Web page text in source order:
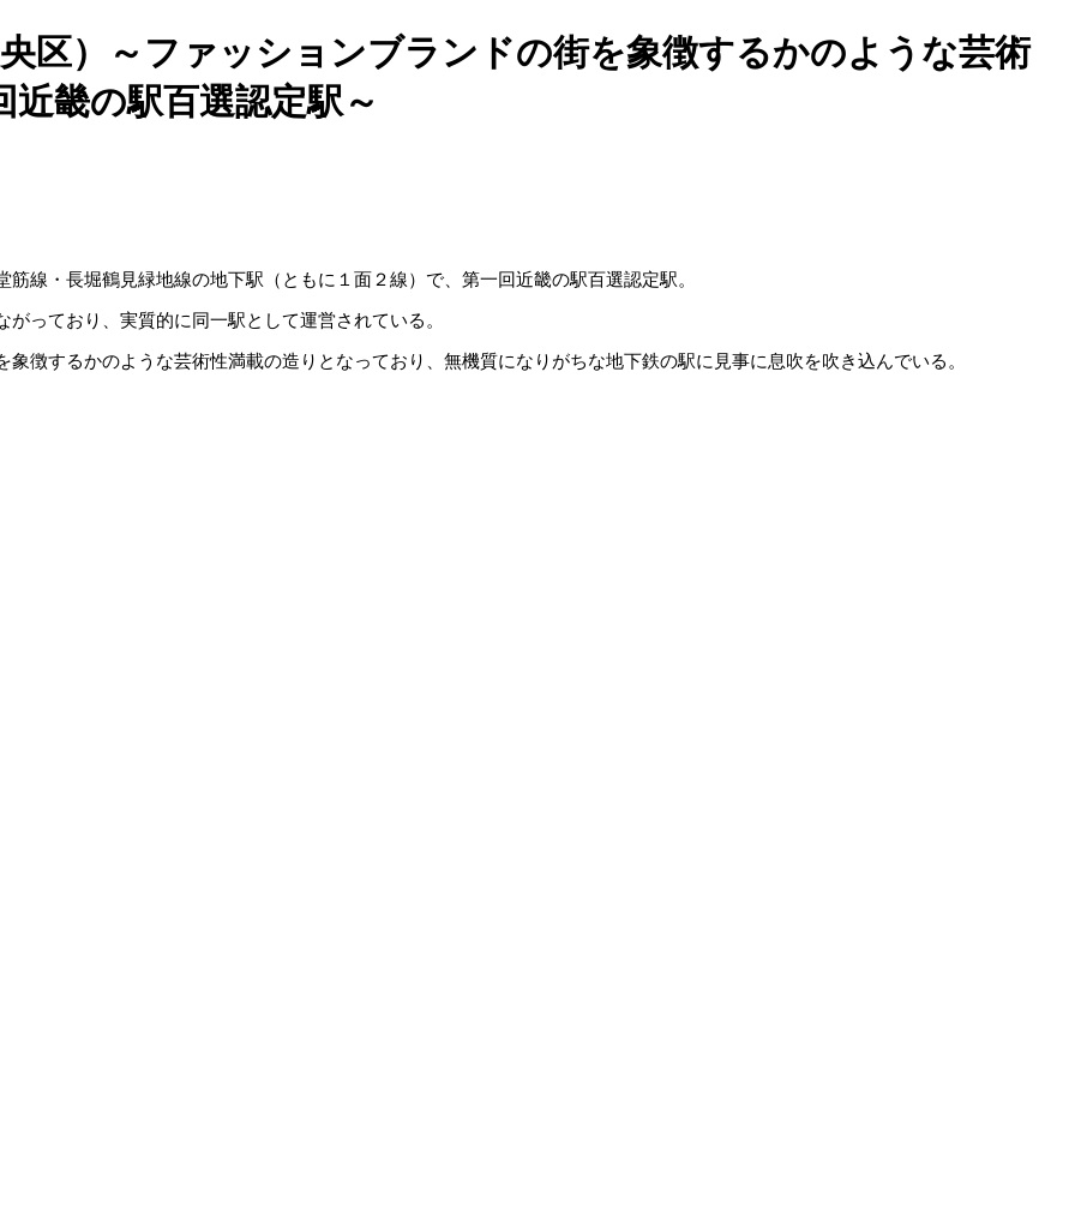
区）～ファッションブランドの街を象徴するかのような芸術
畿の駅百選認定駅～
線・長堀鶴見緑地線の地下駅（ともに１面２線）で、第一回近畿の駅百選認定駅。
がっており、実質的に同一駅として運営されている。
徴するかのような芸術性満載の造りとなっており、無機質になりがちな地下鉄の駅に見事に息吹を吹き込んでいる。